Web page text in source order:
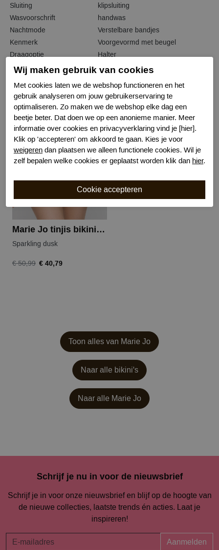
Sluiting
klipsluiting
Wasvoorschrift
handwas
Nachtmode
Verstelbare bandjes
Kenmerk
Voorgevormd met beugel
Draagoptie
Halter
Gerelateerde producten
-20%
Marie Jo tinjis bikini slip
Sparkling dusk
€ 50,99 € 40,79
Toon alles van Marie Jo
Naar alle bikini's
Naar alle Marie Jo
Schrijf je nu in voor de nieuwsbrief
Schrijf je in voor onze nieuwsbrief en blijf op de hoogte van
de nieuwe collecties, laatste trends én acties. Laat je
inspireren!
Aanmelden
Wij maken gebruik van cookies
Met cookies laten we de webshop functioneren en het
gebruik analyseren om jouw gebruikerservaring te
optimaliseren. Zo maken we de webshop elke dag een
beetje beter. Dat doen we op een anonieme manier. Meer
informatie over cookies en privacyverklaring vind je [hier].
Klik op 'accepteren' om akkoord te gaan. Kies je voor
weigeren dan plaatsen we alleen functionele cookies. Wil je
zelf bepalen welke cookies er geplaatst worden klik dan hier.